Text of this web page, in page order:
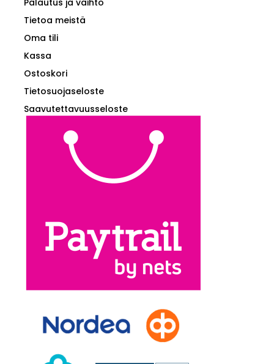
Tietoa meistä
Oma tili
Kassa
Ostoskori
Tietosuojaseloste
Saavutettavuusseloste